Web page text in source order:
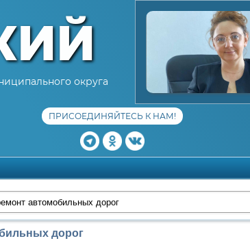
округа
ПРИСОЕДИНЯЙТЕСЬ К НАМ!
автомобильных дорог
дорог